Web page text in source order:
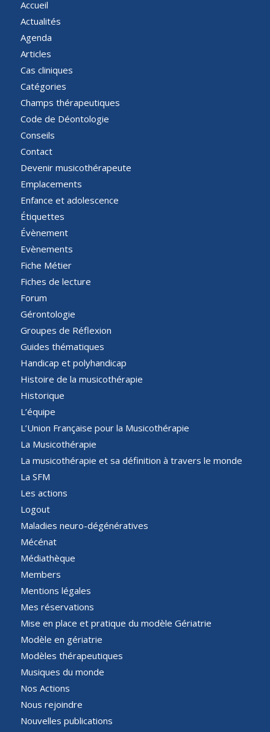
Accueil
Actualités
Agenda
Articles
Cas cliniques
Catégories
Champs thérapeutiques
Code de Déontologie
Conseils
Contact
Devenir musicothérapeute
Emplacements
Enfance et adolescence
Étiquettes
Évènement
Evènements
Fiche Métier
Fiches de lecture
Forum
Gérontologie
Groupes de Réflexion
Guides thématiques
Handicap et polyhandicap
Histoire de la musicothérapie
Historique
L’équipe
L’Union Française pour la Musicothérapie
La Musicothérapie
La musicothérapie et sa définition à travers le monde
La SFM
Les actions
Logout
Maladies neuro-dégénératives
Mécénat
Médiathèque
Members
Mentions légales
Mes réservations
Mise en place et pratique du modèle Gériatrie
Modèle en gériatrie
Modèles thérapeutiques
Musiques du monde
Nos Actions
Nous rejoindre
Nouvelles publications